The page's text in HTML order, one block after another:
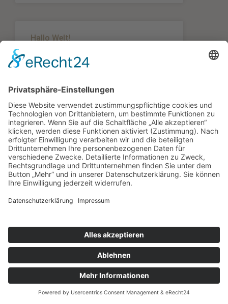
Hallo Welt!
WEITERLESEN »
26. September 2022 Keine Kommentare
Anika Tannebaum ist die
MODERATORIN für den Service
Summit in Hamburg –
Digitalisierung des Kundenservice
WEITERLESEN »
Keine Kommentare